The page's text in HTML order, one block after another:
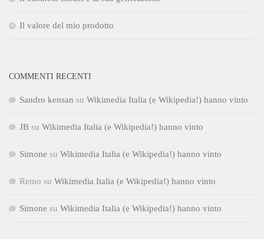
Il valore del mio prodotto
COMMENTI RECENTI
Sandro kensan su Wikimedia Italia (e Wikipedia!) hanno vinto
JB su Wikimedia Italia (e Wikipedia!) hanno vinto
Simone su Wikimedia Italia (e Wikipedia!) hanno vinto
Remo su Wikimedia Italia (e Wikipedia!) hanno vinto
Simone su Wikimedia Italia (e Wikipedia!) hanno vinto